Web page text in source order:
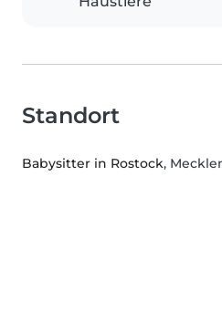
Standort
Babysitter in Rostock,